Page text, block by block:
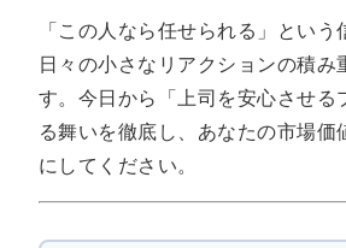
「この人なら任せられる」とい
日々の小さなリアクションの積み
す。今日から「上司を安心させる
る舞いを徹底し、あなたの市場価
にしてください。